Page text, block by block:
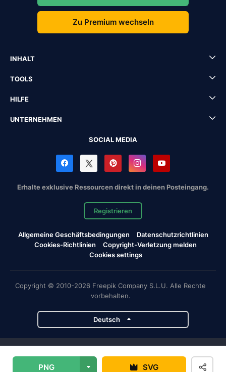
PNG SVG
Zu Premium wechseln
INHALT
TOOLS
HILFE
UNTERNEHMEN
SOCIAL MEDIA
Erhalte exklusive Ressourcen direkt in deinen Posteingang.
Registrieren
Allgemeine Geschäftsbedingungen
Datenschutzrichtlinien
Cookies-Richtlinien
Copyright-Verletzung melden
Cookies settings
Copyright © 2010-2026 Freepik Company S.L.U. Alle Rechte
vorbehalten.
Deutsch